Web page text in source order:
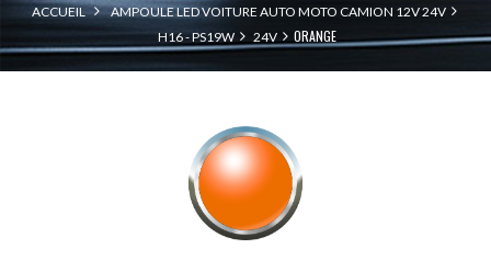
ACCUEIL
AMPOULE LED VOITURE AUTO MOTO CAMION 12V 24V
H16 - PS19W
24V ORANGE